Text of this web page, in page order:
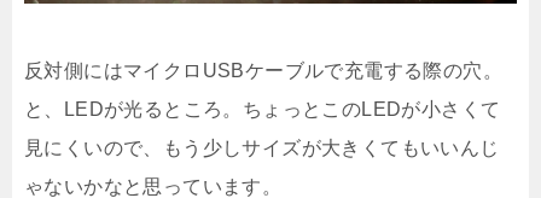
反対側にはマイクロUSBケーブルで充電する際の穴。
と、LEDが光るところ。ちょっとこのLEDが小さくて
見にくいので、もう少しサイズが大きくてもいいんじ
ゃないかなと思っています。